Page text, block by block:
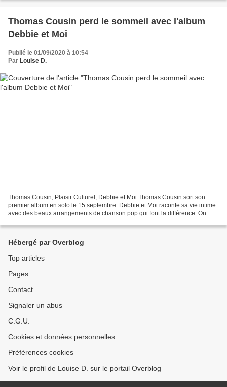
Thomas Cousin perd le sommeil avec l'album
Debbie et Moi
Publié le 01/09/2020 à 10:54
Par Louise D.
Thomas Cousin, Plaisir Culturel, Debbie et Moi Thomas Cousin sort son
premier album en solo le 15 septembre. Debbie et Moi raconte sa vie intime
avec des beaux arrangements de chanson pop qui font la différence. On
Hébergé par Overblog
Top articles
Pages
Contact
Signaler un abus
C.G.U.
Cookies et données personnelles
Préférences cookies
Voir le profil de Louise D. sur le portail Overblog